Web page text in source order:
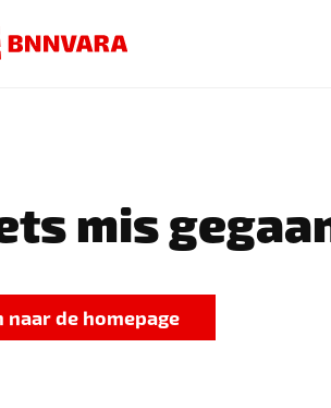
mis
naar de homepage